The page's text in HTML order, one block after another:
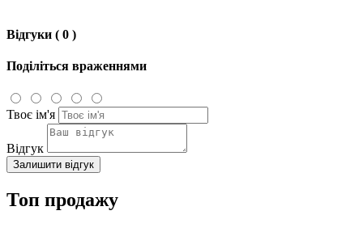
Відгуки ( 0 )
Поділіться враженнями
Твоє ім'я
Відгук
Залишити відгук
Топ продажу